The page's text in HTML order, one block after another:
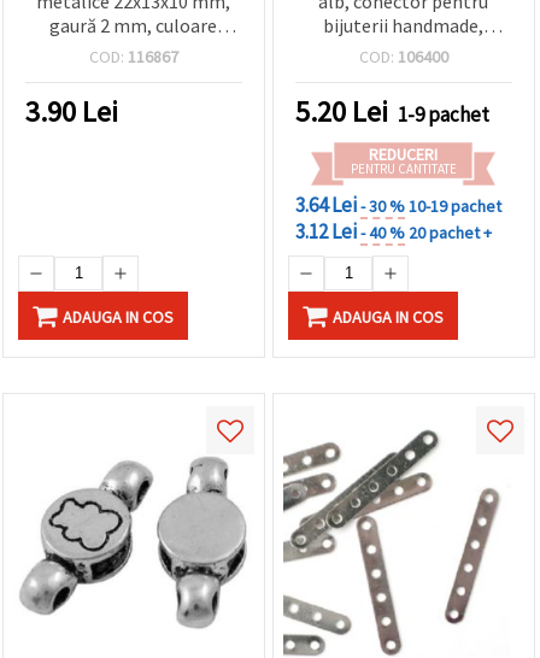
gaură 2 mm, culoare
argint antic – 2 bucăți
COD: 116867
3.90 Lei
ADAUGA IN COS
bijuterii handmade,
17x5x2 mm, gaură 1 mm,
COD: 106400
5.20 Lei 1-9 pachet
REDUCERI
PENTRU CANTITATE
3.64 Lei- 30 %10-19 pachet
3.12 Lei- 40 % 20 pachet +
ADAUGA IN COS